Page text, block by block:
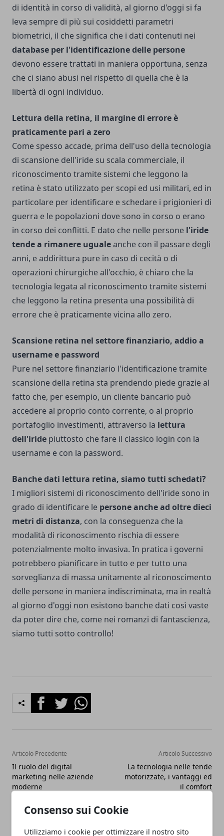
Consenso sui Cookie
Utilizziamo i cookie per ottimizzare il nostro sito
di identità in corso di validità, al giorno d'oggi si fa
leva sempre di più sui cosiddetti parametri
biometrici, il che significa che i dati contenuti nei
database per l'identificazione delle persone
devono essere trattati in maniera opportuna, senza
che ci siano abusi nel rispetto di quella che è la
libertà di ogni individuo.
Lettura della retina, il margine di errore è
praticamente pari a zero
Come spesso accade, prima dell'uso della tecnologia
di scansione dell'iride su scala commerciale, il
riconoscimento tramite sistemi che leggono la
retina è stato utilizzato per scopi ed usi militari, ed in
particolare per identificare e schedare i prigionieri di
guerra e le popolazioni dove sono in corso o erano
in corso dei conflitti. E dato che nelle persone l'iride
tende a rimanere ugualeanche con il passare degli
anni, e addirittura pure in caso di cecità o di
operazioni chirurgiche all'occhio, è chiaro che la
tecnologia legata al riconoscimento tramite sistemi
che leggono la retina presenta una possibilità di
errore che è praticamente vicina allo zero.
Scansione retina nel settore finanziario, addio a
username e password
Pure nel settore finanziario l'identificazione tramite
scansione della retina sta prendendo piede grazie al
fatto che, per esempio, un cliente bancario può
accedere al proprio conto corrente, o al proprio
portafoglio investimenti, attraverso la lettura
dell'iride piuttosto che fare il classico login con la
username e con la password.
Banche dati lettura retina, siamo tutti schedati?
I migliori sistemi di riconoscimento dell'iride sono in
grado di identificare le persone anche ad oltre dieci
metri di distanza, con la conseguenza che la
modalità di riconoscimento rischia di essere
potenzialmente molto invasiva. In pratica i governi
potrebbero pianificare in tutto e per tutto una
sorveglianza di massa unitamente al riconoscimento
delle persone in maniera indiscriminata, ma in realtà
al giorno d'oggi non esistono banche dati così vaste
da poter dire che, come nei romanzi di fantascienza,
siamo tutti sotto controllo!
FacebookTwitterWhatsapp
Articolo Precedente
Il ruolo del digital
marketing nelle aziende
moderne
Articolo Successivo
La tecnologia nelle tende
motorizzate, i vantaggi ed
il comfort